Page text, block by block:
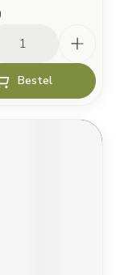
Bestel